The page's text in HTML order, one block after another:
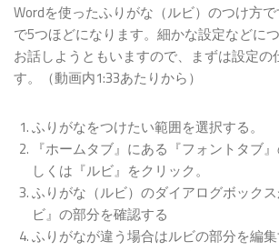
Wordを使ったふりがな（ルビ）のつけ方
で5つほどになります。細かな設定などに
お話しようともいますので、まずは設定の
す。（動画内1:33あたりから）
ふりがなをつけたい範囲を選択する。
『ホームタブ』にある『フォントタブ
しくは『ルビ』をクリック。
ふりがな（ルビ）のダイアログボック
ビ』の部分を確認する
ふりがなが違う場合はルビの部分を編集